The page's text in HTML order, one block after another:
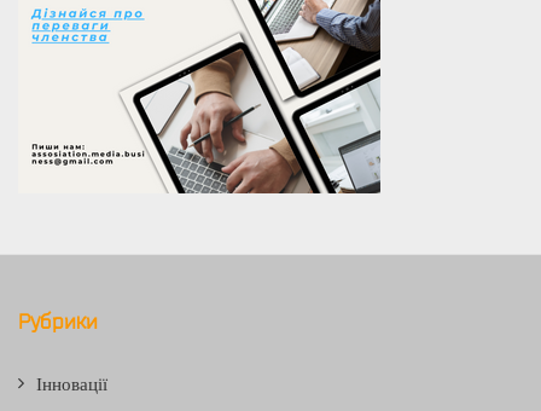
Рубрики
Інновації